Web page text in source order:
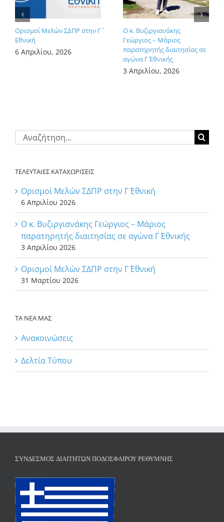
Ορισμοί Μελών ΣΔΠΡ στην Γ΄
Εθνική
6 Απριλίου, 2026
Ο κ. Βυζιργιανάκης
Γεώργιος – Μάριος
παρατηρητής διαιτησίας σε
αγώνα Γ΄ Εθνικής
3 Απριλίου, 2026
Αναζήτηση
για:
ΤΕΛΕΥΤΑΙΕΣ ΚΑΤΑΧΩΡΙΣΕΙΣ
Ορισμοί Μελών ΣΔΠΡ στην Γ΄ Εθνική
6 Απριλίου 2026
Ο κ. Βυζιργιανάκης Γεώργιος – Μάριος
παρατηρητής διαιτησίας σε αγώνα Γ΄ Εθνικής
3 Απριλίου 2026
Ορισμοί Μελών ΣΔΠΡ στην Γ΄ Εθνική
31 Μαρτίου 2026
ΤΑ ΝΕΑ ΜΑΣ
Ανακοινώσεις
Δελτία Τύπου
ΣΎΝΔΕΣΜΟΣ ΔΙΑΙΤΗΤΏΝ ΠΟΔΟΣΦΑΊΡΟΥ ΡΕΘΎΜΝΗΣ